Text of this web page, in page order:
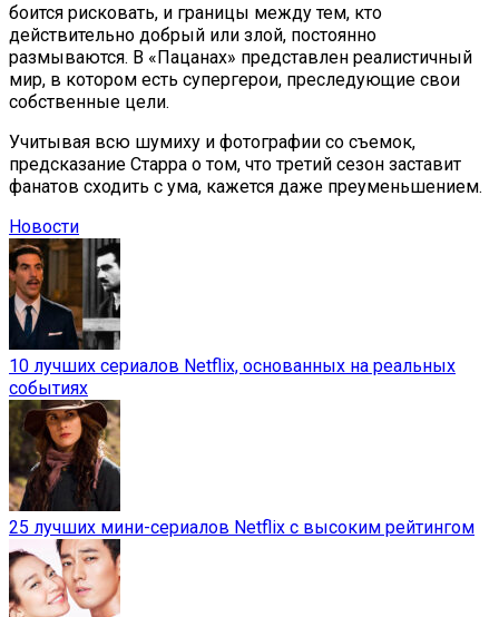
боится рисковать, и границы между тем, кто
действительно добрый или злой, постоянно
размываются. В «Пацанах» представлен реалистичный
мир, в котором есть супергерои, преследующие свои
собственные цели.
Учитывая всю шумиху и фотографии со съемок,
предсказание Старра о том, что третий сезон заставит
фанатов сходить с ума, кажется даже преуменьшением.
Новости
10 лучших сериалов Netflix, основанных на реальных
событиях
25 лучших мини-сериалов Netflix с высоким рейтингом